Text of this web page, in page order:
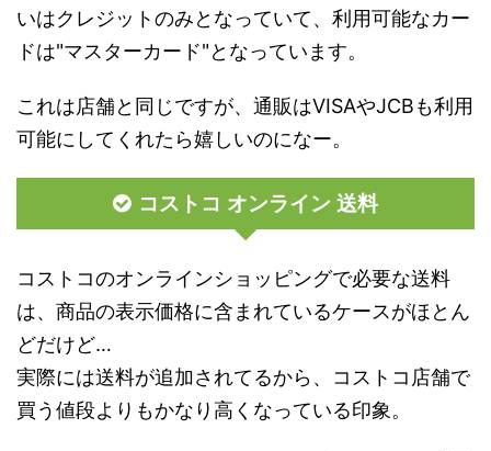
いはクレジットのみとなっていて、利用可能なカー
ドは"マスターカード"となっています。
これは店舗と同じですが、通販はVISAやJCBも利用
可能にしてくれたら嬉しいのになー。
コストコ オンライン 送料
コストコのオンラインショッピングで必要な送料
は、商品の表示価格に含まれているケースがほとん
どだけど…
実際には送料が追加されてるから、コストコ店舗で
買う値段よりもかなり高くなっている印象。